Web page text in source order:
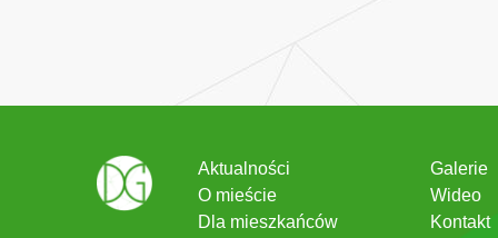
Aktualności
O mieście
Dla mieszkańców
Galerie
Wideo
Kontakt